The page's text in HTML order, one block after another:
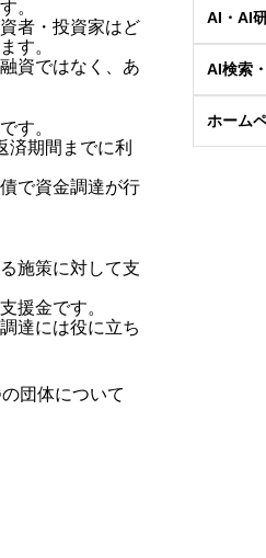
。
者・投資家はど
す。
資ではなく、あ
す。
済期間までに利
で資金調達が行
施策に対して支
援金です。
達には役に立ち
団体について
AI・AI
AI検索
ホーム